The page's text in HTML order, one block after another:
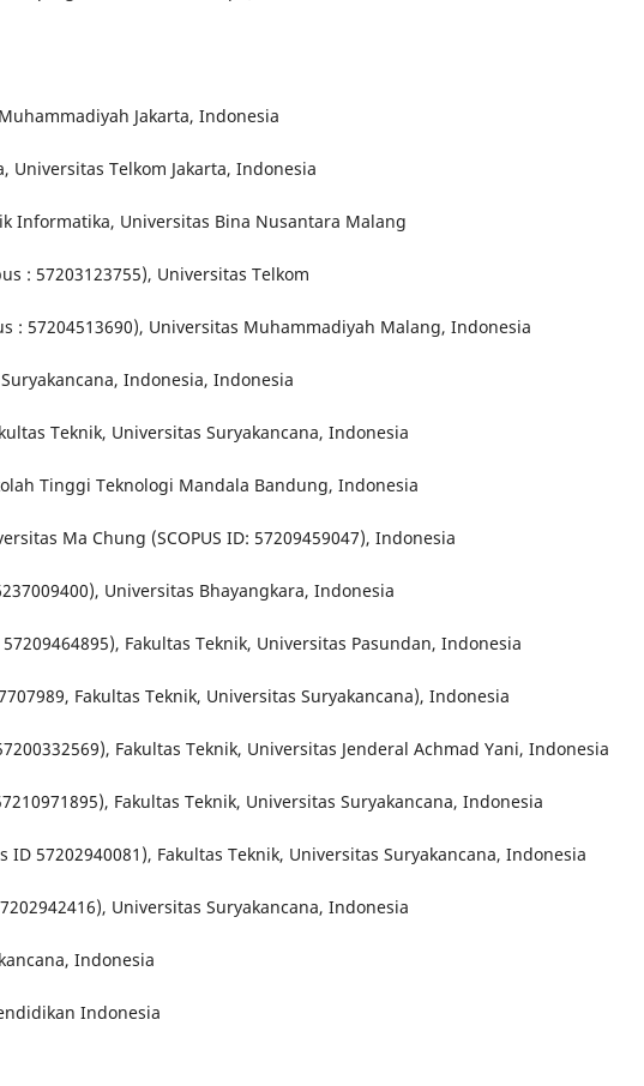
Jakarta, Indonesia
Telkom Jakarta, Indonesia
Informatika, Universitas Bina Nusantara Malang
: 57203123755), Universitas Telkom
: 57204513690), Universitas Muhammadiyah Malang, Indonesia
Indonesia, Indonesia
Teknik, Universitas Suryakancana, Indonesia
Tinggi Teknologi Mandala Bandung, Indonesia
Ma Chung (SCOPUS ID: 57209459047), Indonesia
Universitas Bhayangkara, Indonesia
Fakultas Teknik, Universitas Pasundan, Indonesia
Fakultas Teknik, Universitas Suryakancana), Indonesia
Fakultas Teknik, Universitas Jenderal Achmad Yani, Indonesia
Fakultas Teknik, Universitas Suryakancana, Indonesia
ID 57202940081), Fakultas Teknik, Universitas Suryakancana, Indonesia
Universitas Suryakancana, Indonesia
Indonesia
Indonesia